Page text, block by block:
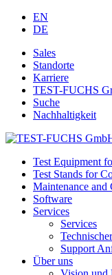
EN
DE
Sales
Standorte
Karriere
TEST-FUCHS
Suche
Nachhaltigkeit
Test Equipment
Test Stands for
Maintenance and
Software
Services
Services
Support
Über uns